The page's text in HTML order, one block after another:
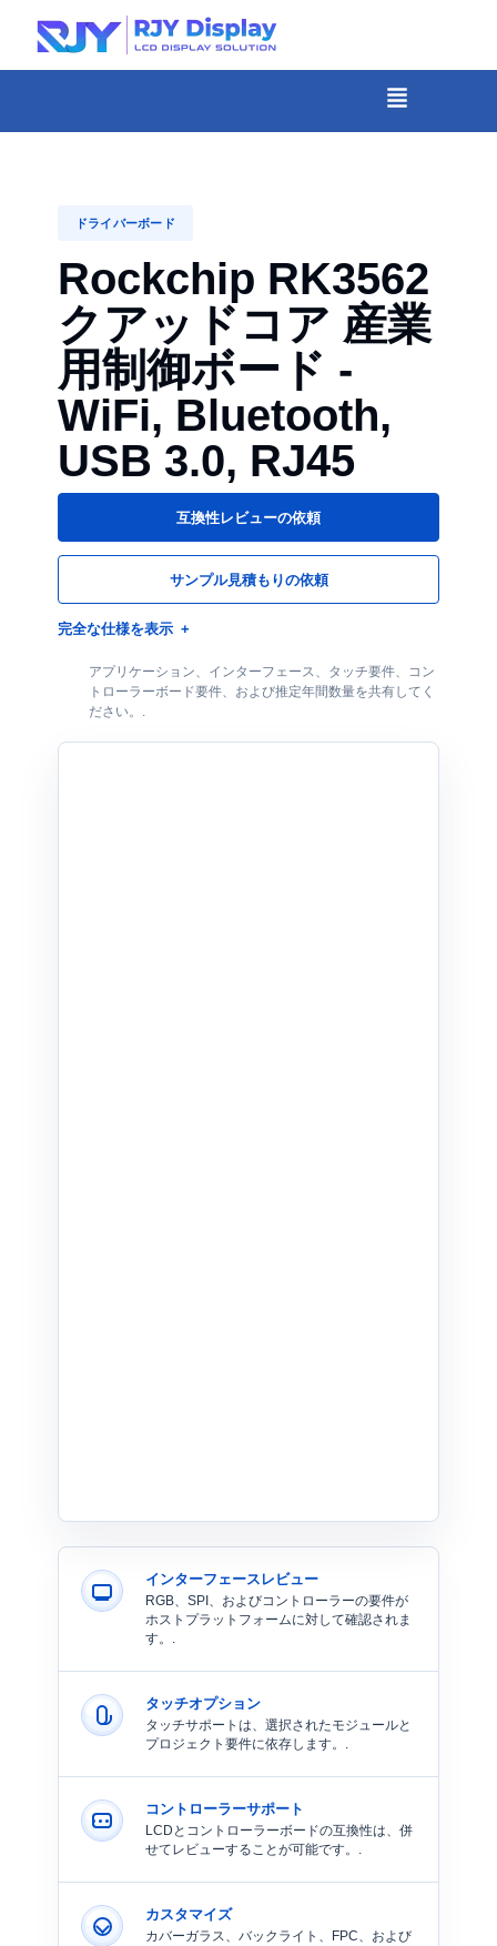
Skip
メ
ニ
ュ
ドライバーボード
Rockchip RK3562
クアッドコア 産業
用制御ボード -
WiFi, Bluetooth,
USB 3.0, RJ45
互換性レビューの依頼
サンプル見積もりの依頼
完全な仕様を表示
アプリケーション、インターフェース、タッチ要件、コン
トローラーボード要件、および推定年間数量を共有してく
ださい。.
インターフェースレビュー
RGB、SPI、およびコントローラーの要件が
ホストプラットフォームに対して確認されま
す。.
タッチオプション
タッチサポートは、選択されたモジュールと
プロジェクト要件に依存します。.
コントローラーサポート
LCDとコントローラーボードの互換性は、併
せてレビューすることが可能です。.
カスタマイズ
カバーガラス、バックライト、FPC、および